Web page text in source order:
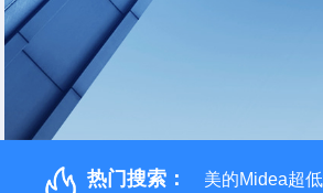
热门搜索： 美的Midea超